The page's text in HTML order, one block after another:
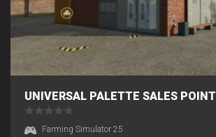
UNIVERSAL PALETTE SALES POINT
Farming Simulator 25